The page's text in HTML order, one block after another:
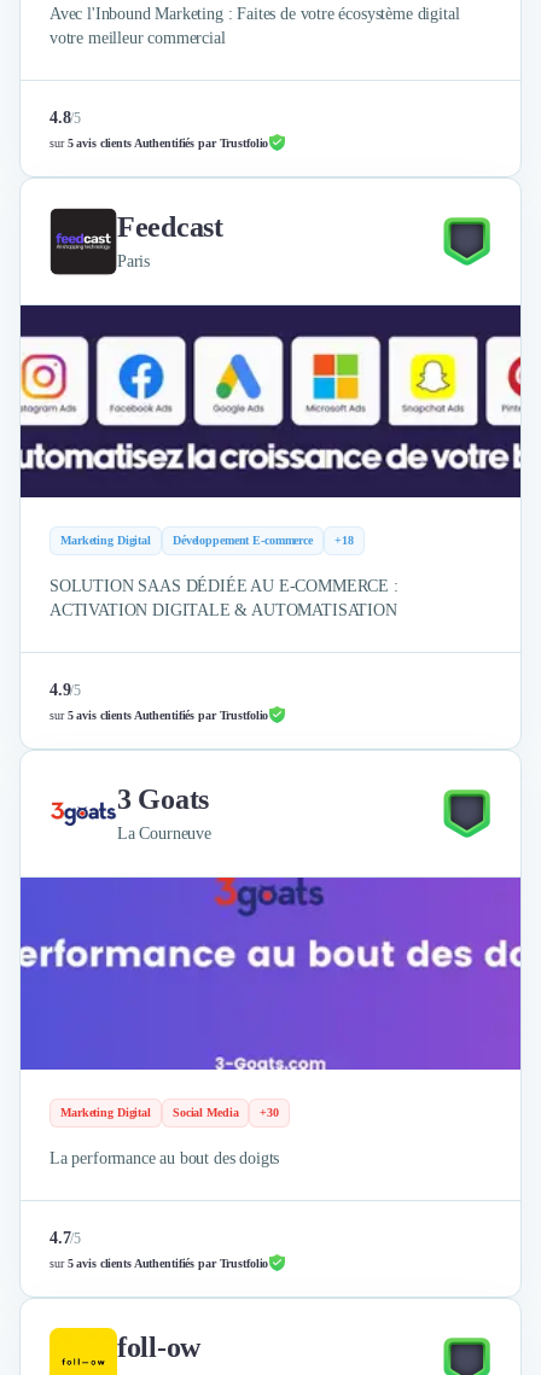
Avec l'Inbound Marketing : Faites de votre écosystème digital
votre meilleur commercial
4.8/5
sur5 avis clients Authentifiés par Trustfolio
Feedcast
Paris
Marketing Digital Développement E-commerce +18
SOLUTION SAAS DÉDIÉE AU E-COMMERCE :
ACTIVATION DIGITALE & AUTOMATISATION
4.9/5
sur5 avis clients Authentifiés par Trustfolio
3 Goats
La Courneuve
Marketing Digital Social Media +30
La performance au bout des doigts
4.7/5
sur5 avis clients Authentifiés par Trustfolio
foll-ow